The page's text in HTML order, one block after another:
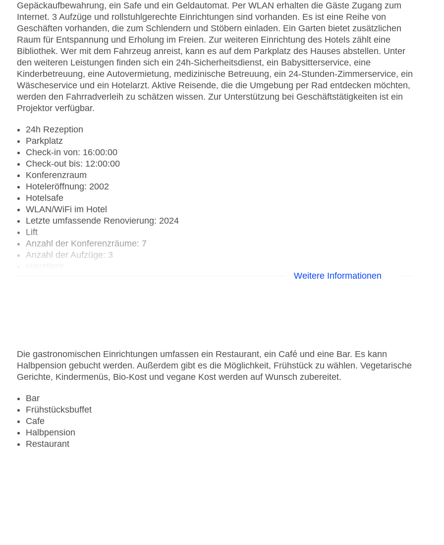
Gepäckaufbewahrung, ein Safe und ein Geldautomat. Per WLAN erhalten die Gäste Zugang zum
Internet. 3 Aufzüge und rollstuhlgerechte Einrichtungen sind vorhanden. Es ist eine Reihe von
Geschäften vorhanden, die zum Schlendern und Stöbern einladen. Ein Garten bietet zusätzlichen
Raum für Entspannung und Erholung im Freien. Zur weiteren Einrichtung des Hotels zählt eine
Bibliothek. Wer mit dem Fahrzeug anreist, kann es auf dem Parkplatz des Hauses abstellen. Unter
den weiteren Leistungen finden sich ein 24h-Sicherheitsdienst, ein Babysitterservice, eine
Kinderbetreuung, eine Autovermietung, medizinische Betreuung, ein 24-Stunden-Zimmerservice, ein
Wäscheservice und ein Hotelarzt. Aktive Reisende, die die Umgebung per Rad entdecken möchten,
werden den Fahrradverleih zu schätzen wissen. Zur Unterstützung bei Geschäftstätigkeiten ist ein
Projektor verfügbar.
24h Rezeption
Parkplatz
Check-in von: 16:00:00
Check-out bis: 12:00:00
Konferenzraum
Hoteleröffnung: 2002
Hotelsafe
WLAN/WiFi im Hotel
Letzte umfassende Renovierung: 2024
Lift
Anzahl der Konferenzräume: 7
Anzahl der Aufzüge: 3
Zahlungsarten: American Express, Diners Club, EC Maestro, Mastercard, Visa
Landeskategorie: 4 Sterne
Weitere Informationen
Die gastronomischen Einrichtungen umfassen ein Restaurant, ein Café und eine Bar. Es kann
Halbpension gebucht werden. Außerdem gibt es die Möglichkeit, Frühstück zu wählen. Vegetarische
Gerichte, Kindermenüs, Bio-Kost und vegane Kost werden auf Wunsch zubereitet.
Bar
Frühstücksbuffet
Cafe
Halbpension
Restaurant